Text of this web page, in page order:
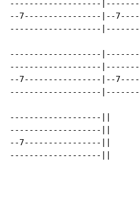
-------------------
--7----------------|--
-------------------
-------------------
-------------------
--7----------------|--
-------------------
-------------------||
-------------------||
--7----------------||
-------------------||